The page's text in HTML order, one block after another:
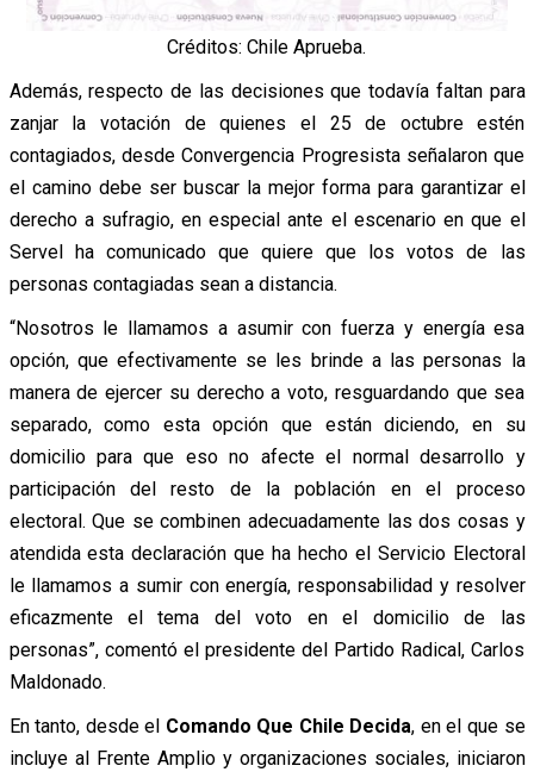
Créditos: Chile Aprueba.
Además, respecto de las decisiones que todavía faltan para
zanjar la votación de quienes el 25 de octubre estén
contagiados, desde Convergencia Progresista señalaron que
el camino debe ser buscar la mejor forma para garantizar el
derecho a sufragio, en especial ante el escenario en que el
Servel ha comunicado que quiere que los votos de las
personas contagiadas sean a distancia.
“Nosotros le llamamos a asumir con fuerza y energía esa
opción, que efectivamente se les brinde a las personas la
manera de ejercer su derecho a voto, resguardando que sea
separado, como esta opción que están diciendo, en su
domicilio para que eso no afecte el normal desarrollo y
participación del resto de la población en el proceso
electoral. Que se combinen adecuadamente las dos cosas y
atendida esta declaración que ha hecho el Servicio Electoral
le llamamos a sumir con energía, responsabilidad y resolver
eficazmente el tema del voto en el domicilio de las
personas”, comentó el presidente del Partido Radical, Carlos
Maldonado.
En tanto, desde el Comando Que Chile Decida, en el que se
incluye al Frente Amplio y organizaciones sociales, iniciaron